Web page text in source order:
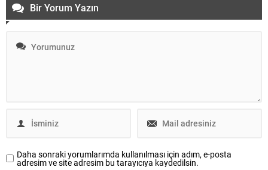
Bir Yorum Yazın
Daha sonraki yorumlarımda kullanılması için adım, e-posta
adresim ve site adresim bu tarayıcıya kaydedilsin.